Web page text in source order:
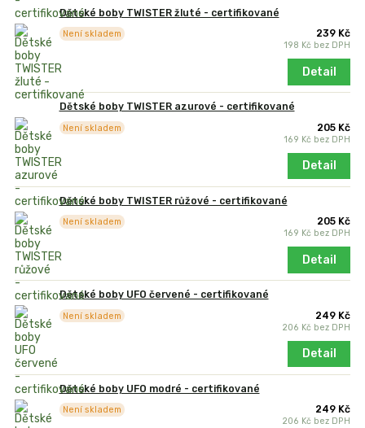
Dětské boby TWISTER žluté - certifikované
239 Kč
198 Kč bez DPH
Není skladem
Detail
Dětské boby TWISTER azurové - certifikované
205 Kč
169 Kč bez DPH
Není skladem
Detail
Dětské boby TWISTER růžové - certifikované
205 Kč
169 Kč bez DPH
Není skladem
Detail
Dětské boby UFO červené - certifikované
249 Kč
206 Kč bez DPH
Není skladem
Detail
Dětské boby UFO modré - certifikované
249 Kč
206 Kč bez DPH
Není skladem